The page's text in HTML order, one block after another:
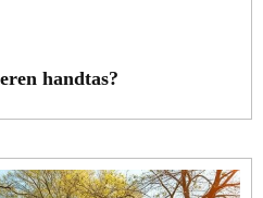
handtas?